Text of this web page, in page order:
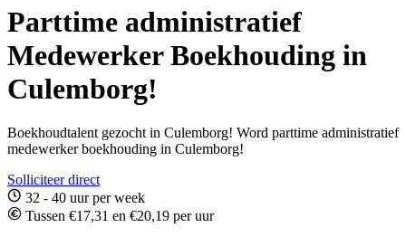
Parttime administratief
Medewerker Boekhouding in
Culemborg!
Boekhoudtalent gezocht in Culemborg! Word parttime administratief
medewerker boekhouding in Culemborg!
Solliciteer direct
32 - 40 uur per week
Tussen €17,31 en €20,19 per uur